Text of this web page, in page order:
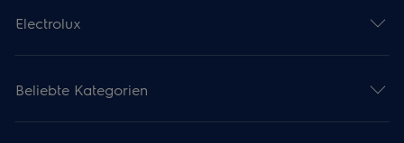
Electrolux
Beliebte Kategorien